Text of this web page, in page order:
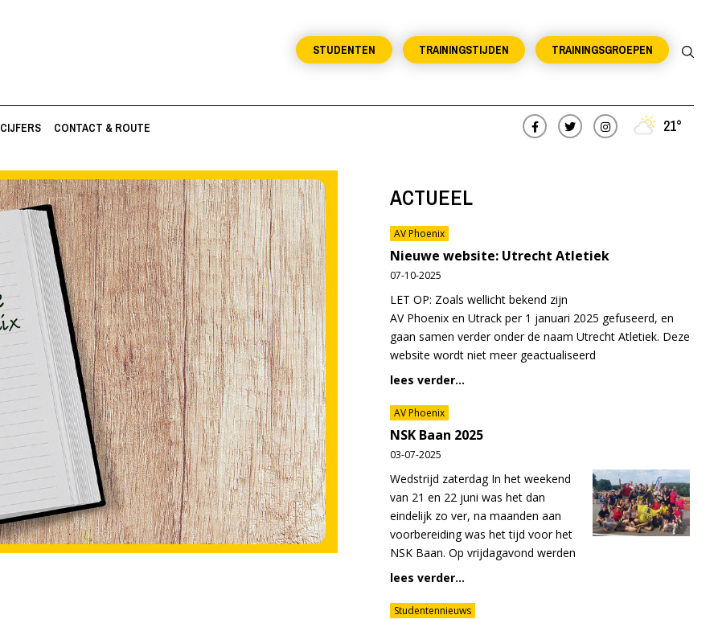
TRAININGSGROEPEN
TRAININGSTIJDEN
STUDENTEN
CIJFERS CONTACT & ROUTE 21°
ACTUEEL
AV Phoenix
Nieuwe website: Utrecht Atletiek
07-10-2025
LET OP: Zoals wellicht bekend zijn
AV Phoenix en Utrack per 1 januari 2025 gefuseerd, en
gaan samen verder onder de naam Utrecht Atletiek. Deze
website wordt niet meer geactualiseerd
lees verder...
AV Phoenix
NSK Baan 2025
03-07-2025
Wedstrijd zaterdag In het weekend
van 21 en 22 juni was het dan
eindelijk zo ver, na maanden aan
voorbereiding was het tijd voor het
NSK Baan. Op vrijdagavond werden
lees verder...
Studentennieuws